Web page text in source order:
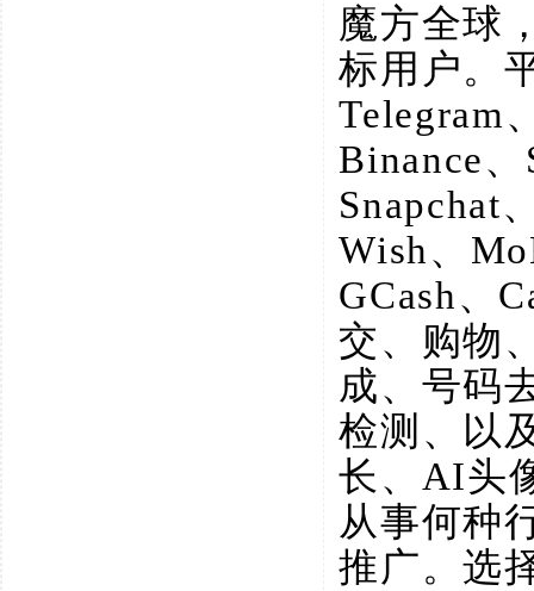
魔方全球
标用户。
Telegram
Binance
Snapchat
Wish、
GCash、
交、购物
成、号码
检测、以
长、AI头
从事何种
推广。选